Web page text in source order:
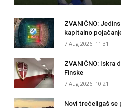
ZVANIČNO:
kapitalno
7 Aug 2026. 11:31
ZVANIČNO: Iskra
Finske
7 Aug 2026. 10:21
Novi trećeligaš se